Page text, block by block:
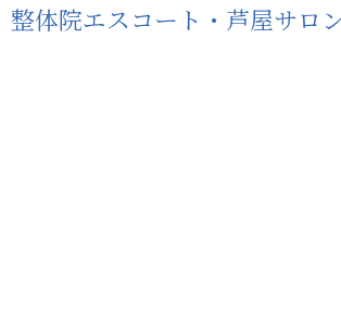
整体院エスコート・芦屋サロ